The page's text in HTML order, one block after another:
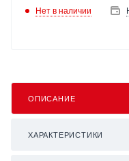
Нет в наличии
ОПИСАНИЕ
ХАРАКТЕРИСТИКИ